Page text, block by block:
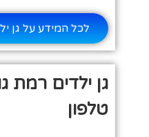
לכל המידע על גן
גן ילדים רמת
טלפון